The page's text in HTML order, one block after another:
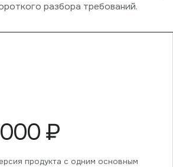
разбора требований.
₽
продукта с одним основным